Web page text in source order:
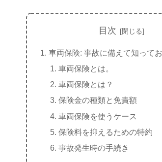
目次
車両保険: 事故に備えて知って
車両保険とは。
車両保険とは？
保険金の種類と免責額
車両保険を使うケース
保険料を抑えるための特約
事故発生時の手続き